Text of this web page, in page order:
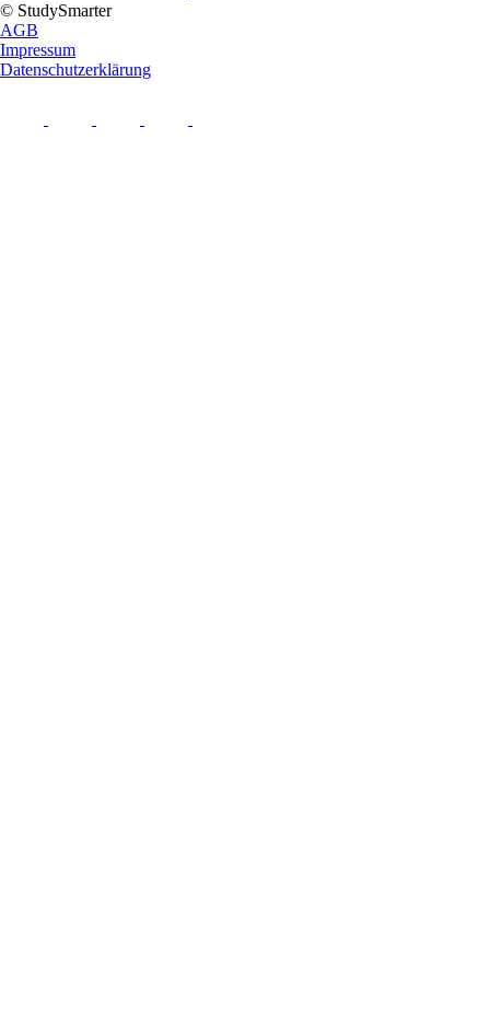
© StudySmarter
AGB
Impressum
Datenschutzerklärung